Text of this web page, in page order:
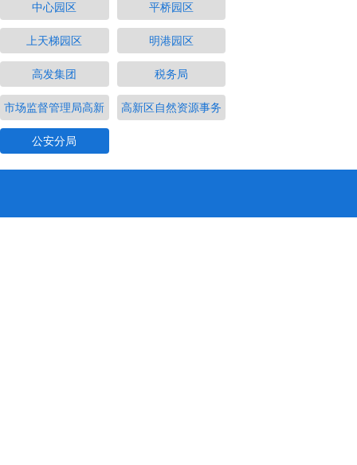
中心园区 平桥园区
上天梯园区 明港园区
高发集团 税务局
市场监督管理局高新 高新区自然资源事务
公安分局